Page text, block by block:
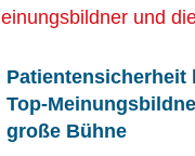
Patientensicherheit
Top-
große Bühne